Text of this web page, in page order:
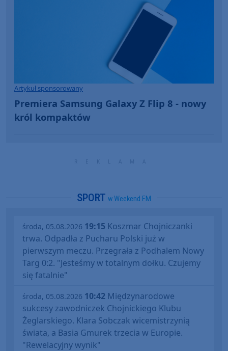
Artykuł sponsorowany
Premiera Samsung Galaxy Z Flip 8 - nowy
król kompaktów
SPORT w Weekend FM
środa, 05.08.2026 19:15 Koszmar Chojniczanki
trwa. Odpadła z Pucharu Polski już w
pierwszym meczu. Przegrała z Podhalem Nowy
Targ 0:2. "Jesteśmy w totalnym dołku. Czujemy
się fatalnie"
środa, 05.08.2026 10:42 Międzynarodowe
sukcesy zawodniczek Chojnickiego Klubu
Żeglarskiego. Klara Sobczak wicemistrzynią
świata, a Basia Gmurek trzecia w Europie.
"Rewelacyjny wynik"